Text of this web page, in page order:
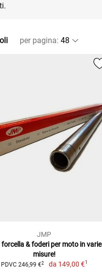
per pagina:
JMP
forcella & foderi per moto in varie
misure!
PDVC 246,99 €2 da 149,00 €1